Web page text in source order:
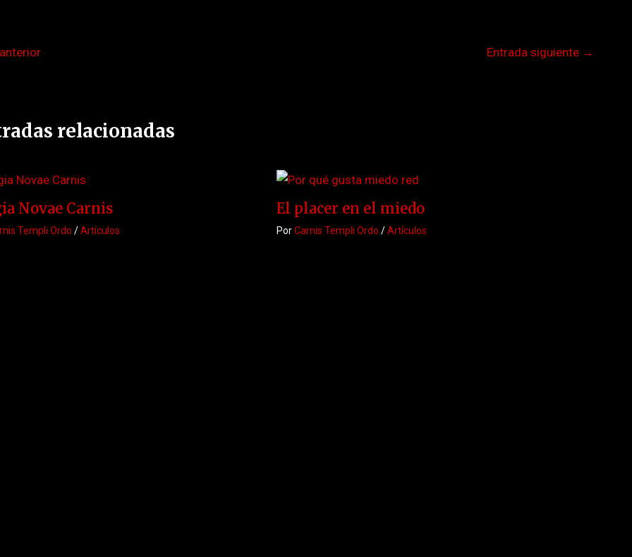
Entrada siguiente →
relacionadas
Novae Carnis
Templi Ordo /Artículos
El placer en el miedo
PorCarnis Templi Ordo /Artículos